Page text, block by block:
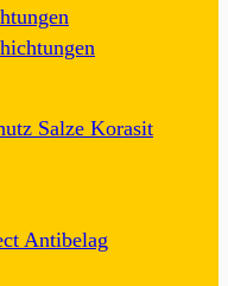
Salze Korasit
Antibelag